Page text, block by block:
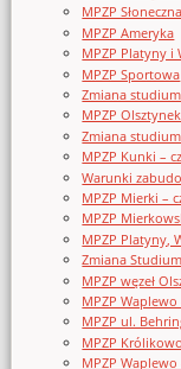
MPZP Słoneczna
MPZP Ameryka
MPZP Platyny i
MPZP Sportowa
Zmiana studium
MPZP
Zmiana
MPZP Kunki –
Warunki
MPZP Mierki –
MPZP
MPZP Platyny,
Zmiana
MPZP węzeł
MPZP Waplewo
MPZP ul.
MPZP
MPZP Waplewo